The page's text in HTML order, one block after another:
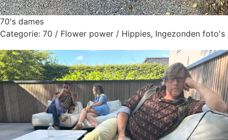
70's dames
Categorie: 70 / Flower power / Hippies, Ingezonden foto's